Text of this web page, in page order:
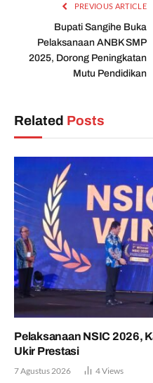
PREVIOUS ARTICLE
Bupati Sangihe Buka
Pelaksanaan ANBK SMP
2025, Dorong Peningkatan
Mutu Pendidikan
Related Posts
Pelaksanaan NSIC 2026,
Ukir Prestasi
7 Agustus 2026 4Views